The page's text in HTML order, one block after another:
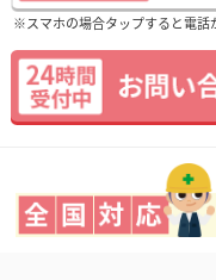
※スマホの場合タップすると電話